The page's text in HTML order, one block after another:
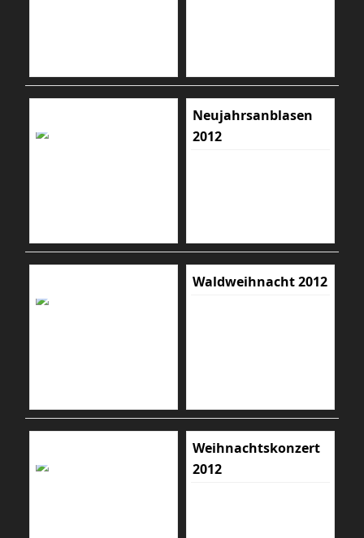
Neujahrsanblasen
2012
Waldweihnacht 2012
Weihnachtskonzert
2012